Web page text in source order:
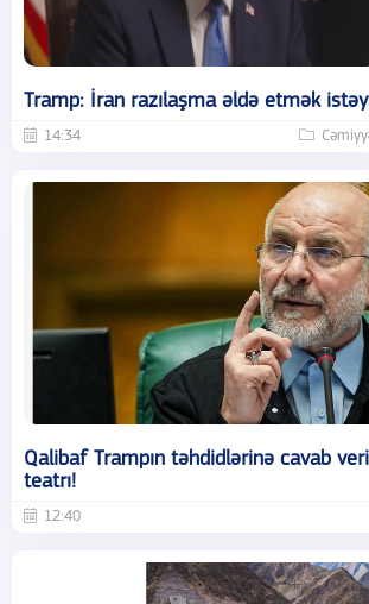
Tramp: İran razılaşma əldə etmək
14:34
Qalibaf Trampın təhdidlərinə cavab
teatrı!
12:40